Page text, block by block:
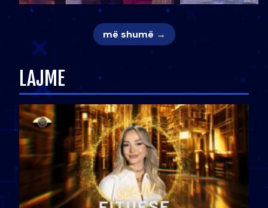
më shumë →
LAJME